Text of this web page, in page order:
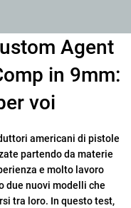
Agent
in 9mm:
voi
americani di pistole
partendo da materie
e molto lavoro
due nuovi modelli che
tra loro. In questo test,